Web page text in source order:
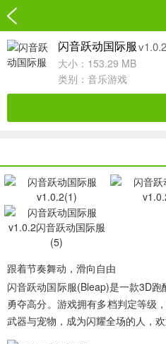
闪音跃动国际服 v1.0.2
大小：153.29 MB
类别： 音乐游戏
跟着节奏舞动，滑向自由
闪音跃动国际服(Bleap)是一款3D跑
勇夺高分。游戏拥有多档判定等级
武器与宠物，成为闪耀全场的人，